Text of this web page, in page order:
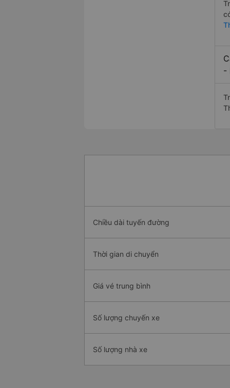
-
Chiều dài tuyến đường
Thời gian di chuyển
Giá vé trung bình
Số lượng chuyến xe
Số lượng nhà xe